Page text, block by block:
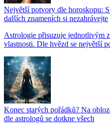
Největší potvory dle horoskopu:
dalších znameních si nezahrávejte
Astrologie přisuzuje jednotlivým
vlastnosti. Dle hvězd se největší
Konec starých pořádků? Na
dle astrologů se dotkne všech